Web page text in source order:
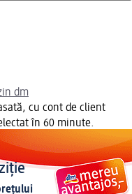
dm
cu cont de client
în 60 minute.